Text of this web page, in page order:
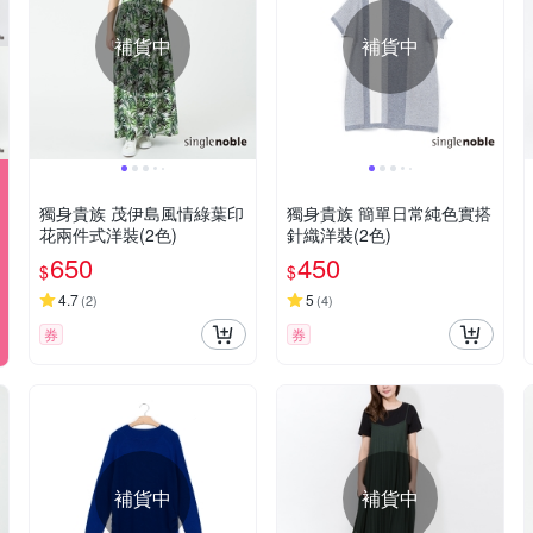
補貨中
獨身貴族 茂伊島風情綠葉印
花兩件式洋裝(2色)
$650
4.7(2)
券
補貨中
獨身貴族 簡單日常純色實搭
針織洋裝(2色)
$450
5 (4)
券
補貨中 補貨中